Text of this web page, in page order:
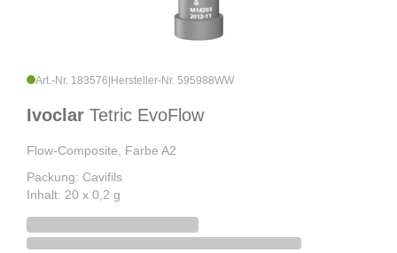
Art.-Nr. 183576 Hersteller-Nr. 595988WW
Ivoclar Tetric EvoFlow
Flow-Composite, Farbe A2
Packung: Cavifils
Inhalt: 20 x 0,2 g